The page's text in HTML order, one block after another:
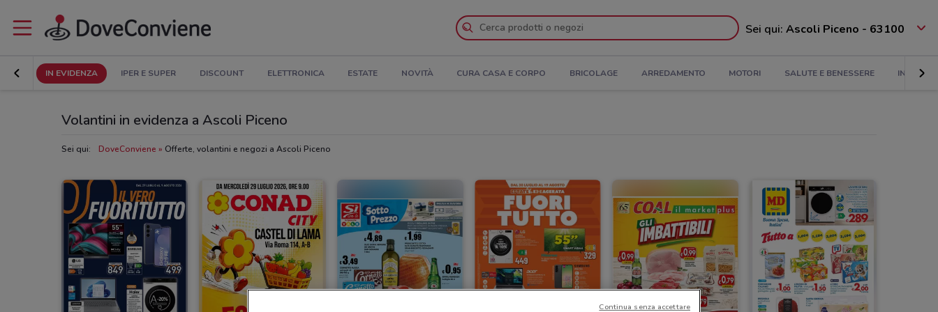
Sei qui: Ascoli Piceno - 63100
IN EVIDENZA IPER E SUPER DISCOUNT ELETTRONICA ESTATE NOVITÀ CURA CASA E CORPO BRICOLAGE ARREDAMENTO MOTORI SALUTE E BENESSERE INFANZIA
Volantini in evidenza a Ascoli Piceno
Sei qui: DoveConviene Offerte, volantini e negozi a Ascoli Piceno
Continua senza accettare